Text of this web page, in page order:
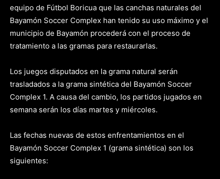
equipo de Fútbol Boricua que las canchas naturales del
Bayamón Soccer Complex han tenido su uso máximo y el
municipio de Bayamón procederá con el proceso de
tratamiento a las gramas para restaurarlas.
Los juegos disputados en la grama natural serán
trasladados a la grama sintética del Bayamón Soccer
Complex 1. A causa del cambio, los partidos jugados en
semana serán los días martes y miércoles.
Las fechas nuevas de estos enfrentamientos en el
Bayamón Soccer Complex 1 (grama sintética) son los
siguientes: